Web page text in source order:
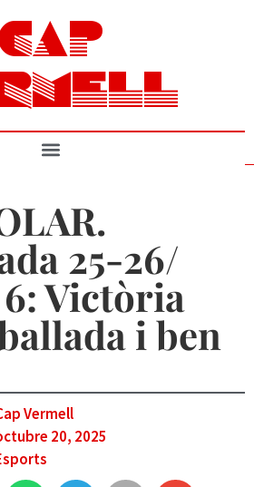
25-26/
Victòria
i ben
Vermell
20, 2025